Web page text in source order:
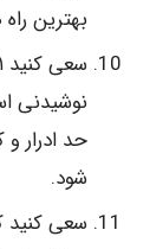
بهترین
نوشیدنی
حد
شود.
سعی کنید